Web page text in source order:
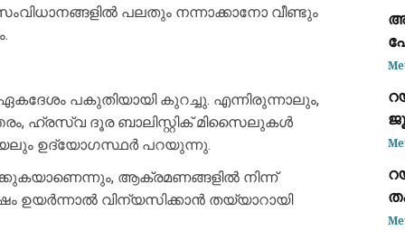
പലതും നന്നാക്കാനോ വീണ്ടും
പകുതിയായി കുറച്ചു. എന്നിരുന്നാലും,
ഹ്രസ്വ ദൂര ബാലിസ്റ്റിക് മിസൈലുകൾ
ഉദ്യോഗസ്ഥർ പറയുന്നു.
ആക്രമണങ്ങളിൽ നിന്ന്
ഉയർന്നാൽ വിന്യസിക്കാൻ തയ്യാറായി